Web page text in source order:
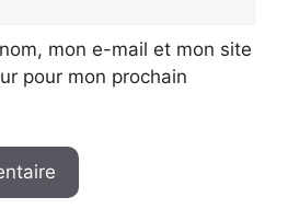
mon e-mail et mon site
pour mon prochain